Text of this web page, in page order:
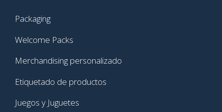
Packaging
Welcome Packs
Merchandising personalizado
Etiquetado de productos
Juegos y Juguetes